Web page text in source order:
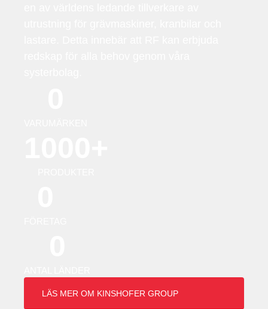
LÄS MER OM KINSHOFER GROUP